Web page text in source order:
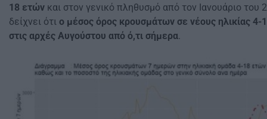
18 ετών και στον γενικό πληθυσμό από τον Ιανουάριο του
δείχνει ότι ο μέσος όρος κρουσμάτων σε νέους ηλικίας
στις αρχές Αυγούστου από ό,τι σήμερα.